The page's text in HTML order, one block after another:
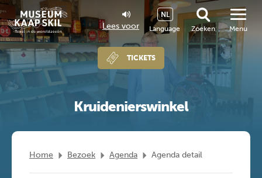
Lees voor Language
NL
Zoeken
TICKETS
Menu
Kruidenierswinkel
Home Bezoek Agenda Agenda detail